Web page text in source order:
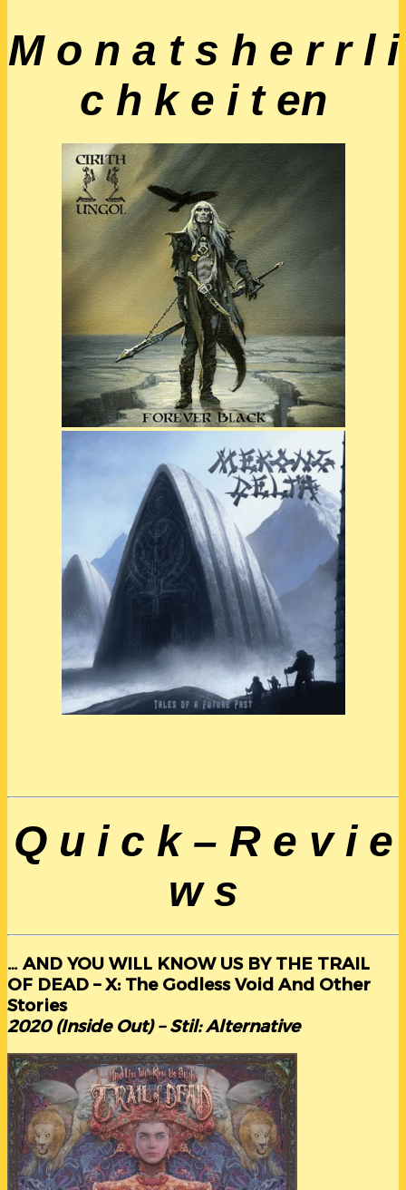
M o n a t s h e r r l i
c h k e i t en
Q u i c k – R e v i e
w s
… AND YOU WILL KNOW US BY THE TRAIL
OF DEAD – X: The Godless Void And Other
Stories
2020 (Inside Out) – Stil: Alternative